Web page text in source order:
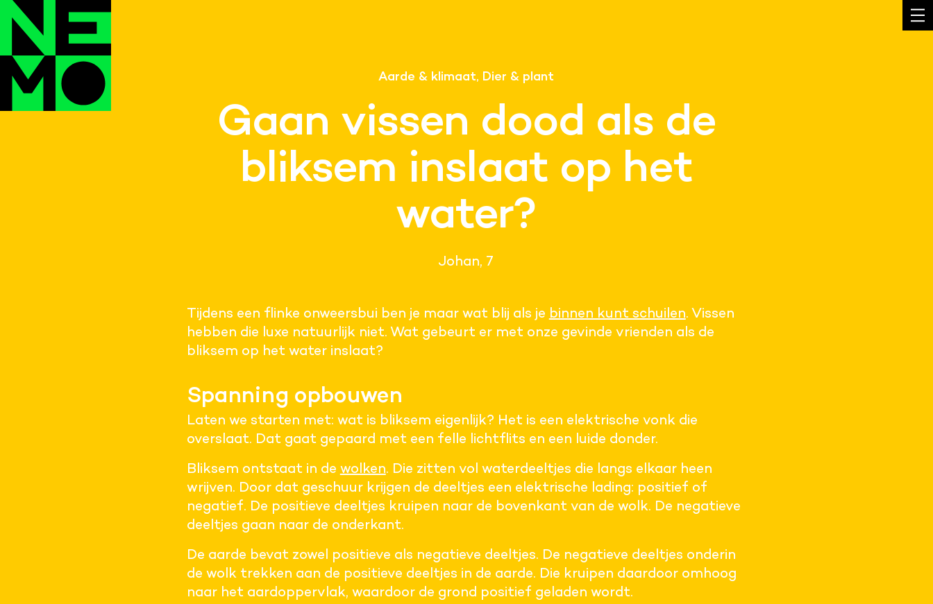
Aarde & klimaat, Dier & plant
Gaan vissen dood als de
bliksem inslaat op het
water?
Johan, 7
Tijdens een flinke onweersbui ben je maar wat blij als je binnen kunt schuilen. Vissen
hebben die luxe natuurlijk niet. Wat gebeurt er met onze gevinde vrienden als de
bliksem op het water inslaat?
Spanning opbouwen
Laten we starten met: wat is bliksem eigenlijk? Het is een elektrische vonk die
overslaat. Dat gaat gepaard met een felle lichtflits en een luide donder.
Bliksem ontstaat in de wolken. Die zitten vol waterdeeltjes die langs elkaar heen
wrijven. Door dat geschuur krijgen de deeltjes een elektrische lading: positief of
negatief. De positieve deeltjes kruipen naar de bovenkant van de wolk. De negatieve
deeltjes gaan naar de onderkant.
De aarde bevat zowel positieve als negatieve deeltjes. De negatieve deeltjes onderin
de wolk trekken aan de positieve deeltjes in de aarde. Die kruipen daardoor omhoog
naar het aardoppervlak, waardoor de grond positief geladen wordt.